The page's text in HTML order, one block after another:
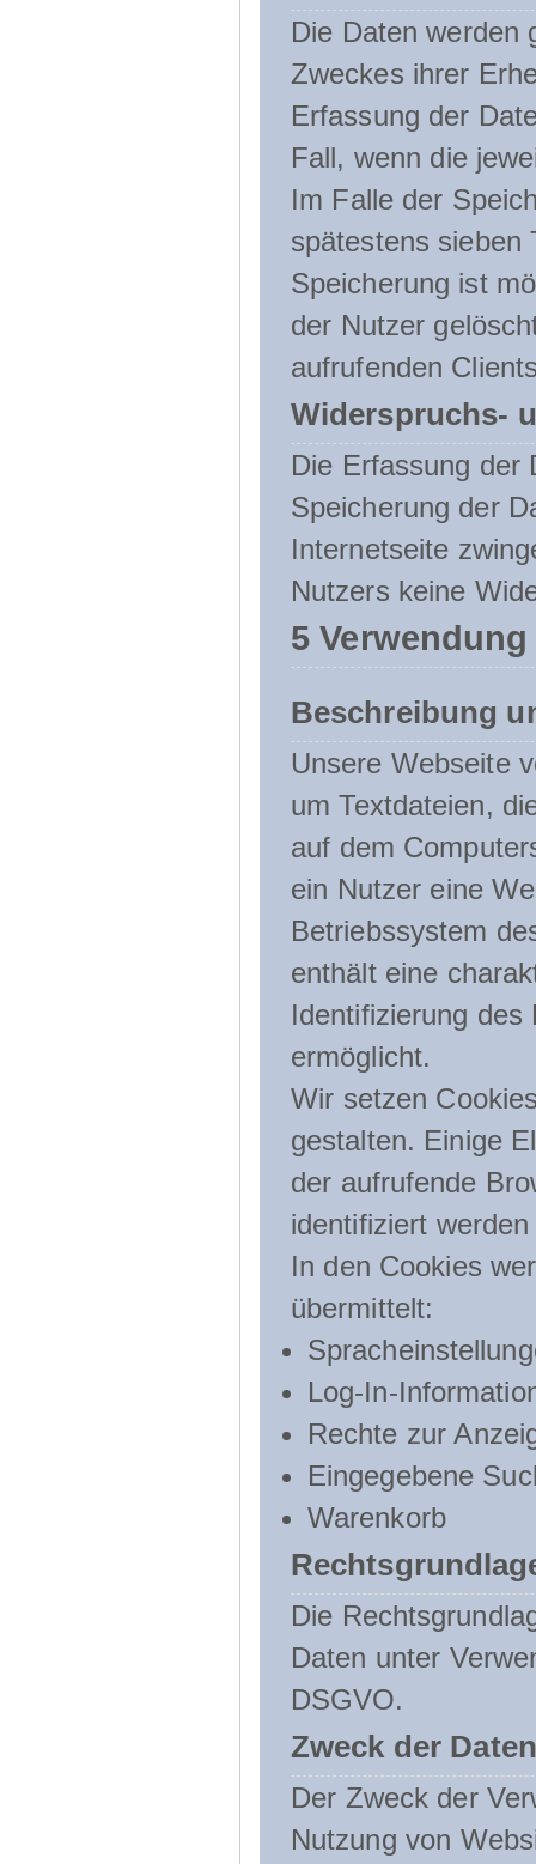
Die Daten werden
Zweckes ihrer
Erfassung der
Fall, wenn die
Im Falle der
spätestens sieben
Speicherung ist
der Nutzer
aufrufenden
Widerspruchs-
Die Erfassung der
Speicherung der
Internetseite
Nutzers keine
5
Beschreibung
Unsere Webseite
um Textdateien,
auf dem
ein Nutzer eine
Betriebssystem
enthält eine
Identifizierung
ermöglicht.
Wir setzen
gestalten. Einige
der aufrufende
identifiziert
In den Cookies
übermittelt:
Log-In-
Rechte zur
Eingegebene
Warenkorb
Die
Daten unter
DSGVO.
Zweck der
Der Zweck der
Nutzung von